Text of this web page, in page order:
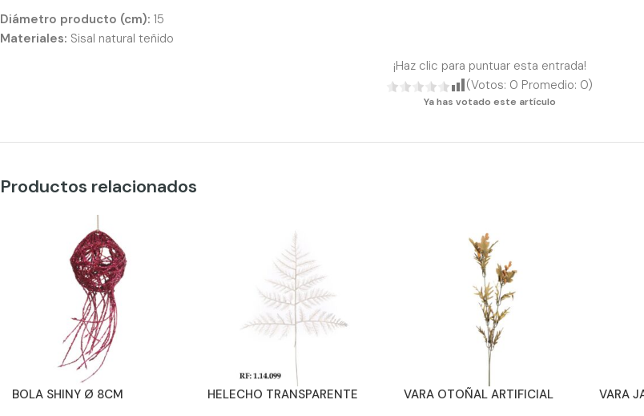
Diámetro producto (cm): 15
Materiales: Sisal natural teñido
¡Haz clic para puntuar esta entrada!
(Votos: 0 Promedio: 0)
Ya has votado este artículo
Productos relacionados
BOLA SHINY Ø 8CM
HELECHO TRANSPARENTE
VARA OTOÑAL ARTIFICIAL
VARA